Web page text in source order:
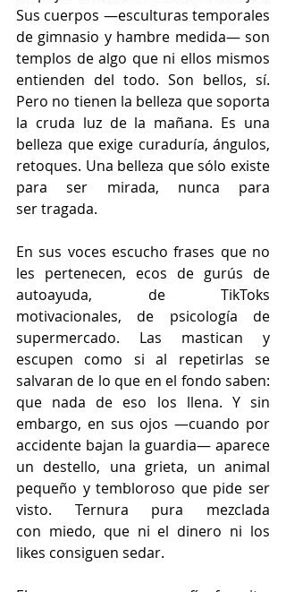
Sus cuerpos —esculturas temporales
de gimnasio y hambre medida— son
templos de algo que ni ellos mismos
entienden del todo. Son bellos, sí.
Pero no tienen la belleza que soporta
la cruda luz de la mañana. Es una
belleza que exige curaduría, ángulos,
retoques. Una belleza que sólo existe
para ser mirada, nunca para
ser tragada.
En sus voces escucho frases que no
les pertenecen, ecos de gurús de
autoayuda, de TikToks
motivacionales, de psicología de
supermercado. Las mastican y
escupen como si al repetirlas se
salvaran de lo que en el fondo saben:
que nada de eso los llena. Y sin
embargo, en sus ojos —cuando por
accidente bajan la guardia— aparece
un destello, una grieta, un animal
pequeño y tembloroso que pide ser
visto. Ternura pura mezclada
con miedo, que ni el dinero ni los
likes consiguen sedar.